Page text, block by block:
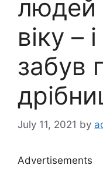
людей
віку –
забув
July 11, 2021 by
Advertisements